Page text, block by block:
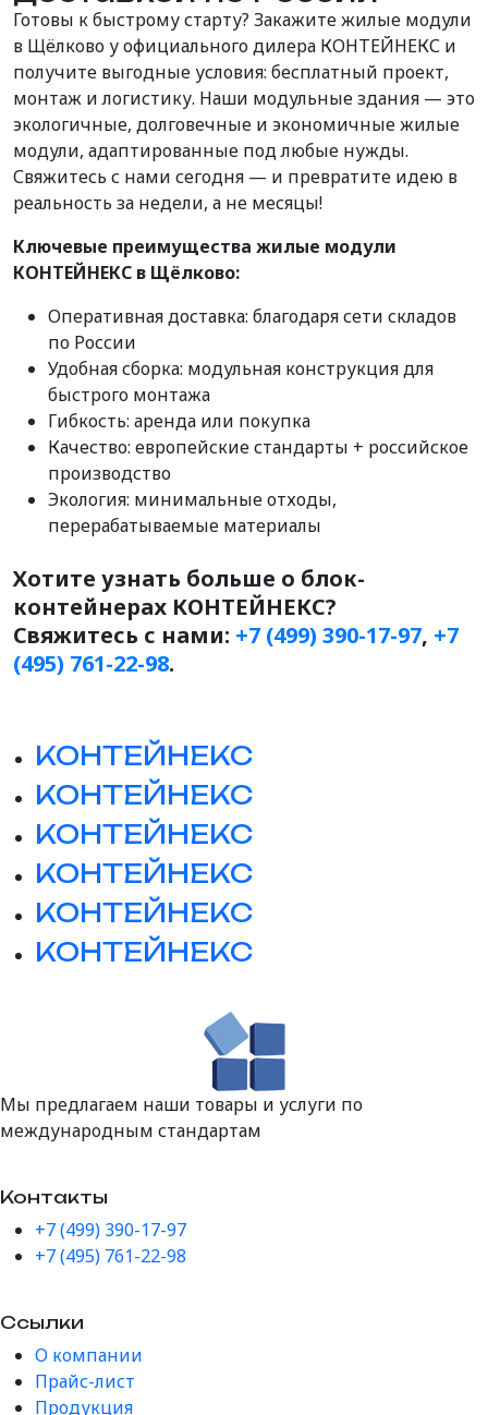
Готовы к быстрому старту? Закажите жилые модули
в Щёлково у официального дилера КОНТЕЙНЕКС и
получите выгодные условия: бесплатный проект,
монтаж и логистику. Наши модульные здания — это
экологичные, долговечные и экономичные жилые
модули, адаптированные под любые нужды.
Свяжитесь с нами сегодня — и превратите идею в
реальность за недели, а не месяцы!
Ключевые преимущества жилые модули
КОНТЕЙНЕКС в Щёлково:
Оперативная доставка: благодаря сети складов
по России
Удобная сборка: модульная конструкция для
быстрого монтажа
Гибкость: аренда или покупка
Качество: европейские стандарты + российское
производство
Экология: минимальные отходы,
перерабатываемые материалы
Хотите узнать больше о блок-
контейнерах КОНТЕЙНЕКС?
Свяжитесь с нами: +7 (499) 390-17-97, +7
(495) 761-22-98.
КОНТЕЙНЕКС
КОНТЕЙНЕКС
КОНТЕЙНЕКС
КОНТЕЙНЕКС
КОНТЕЙНЕКС
КОНТЕЙНЕКС
Мы предлагаем наши товары и услуги по
международным стандартам
Контакты
+7 (499) 390-17-97
+7 (495) 761-22-98
Ссылки
О компании
Прайс-лист
Продукция